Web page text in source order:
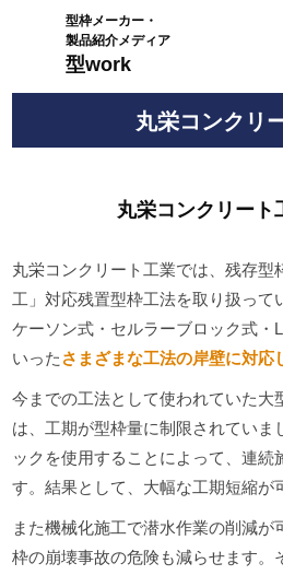
型枠メーカー・
製品紹介メディア
型work
丸栄コンクリ
丸栄コンクリート
丸栄コンクリート工業では、残存型
工」対応残置型枠工法を取り扱って
ケーソン式・セルラーブロック式・
いった さまざまな工法の岸壁に対応
今までの工法として使われていた大
は、工期が型枠量に制限されていま
ックを使用することによって、連続
す。結果として、大幅な工期短縮が
また機械化施工で潜水作業の削減が
枠の崩壊事故の危険も減らせます。